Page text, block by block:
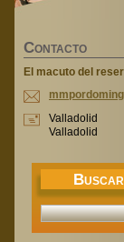
CONTACTO
El macuto del
mmpordom
Valladolid
Valladolid
B